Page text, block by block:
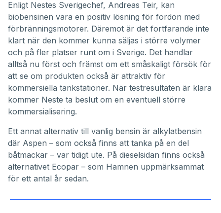
Enligt Nestes Sverigechef, Andreas Teir, kan
biobensinen vara en positiv lösning för fordon med
förbränningsmotorer. Däremot är det fortfarande inte
klart när den kommer kunna säljas i större volymer
och på fler platser runt om i Sverige. Det handlar
alltså nu först och främst om ett småskaligt försök för
att se om produkten också är attraktiv för
kommersiella tankstationer. När testresultaten är klara
kommer Neste ta beslut om en eventuell större
kommersialisering.
Ett annat alternativ till vanlig bensin är alkylatbensin
där Aspen – som också finns att tanka på en del
båtmackar – var tidigt ute. På dieselsidan finns också
alternativet Ecopar – som Hamnen uppmärksammat
för ett antal år sedan.